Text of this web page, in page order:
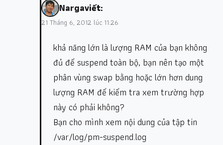
Nargaviết:
21 Tháng 6, 2012 lúc 11:26
khả năng lớn là lượng RAM của bạn không
đủ để suspend toàn bộ, bạn nên tạo một
phân vùng swap bằng hoặc lớn hơn dung
lượng RAM để kiểm tra xem trường hợp
này có phải không?
Bạn cho mình xem nội dung của tập tin
/var/log/pm-suspend.log